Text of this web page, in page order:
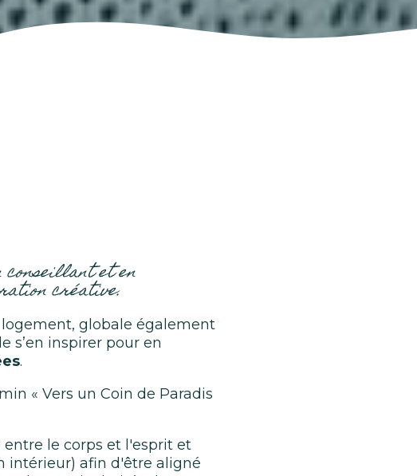
et en
créative.
globale également
s’en inspirer pour en
.
« Vers un Coin de Paradis
le corps et l'esprit et
intérieur) afin d'être aligné